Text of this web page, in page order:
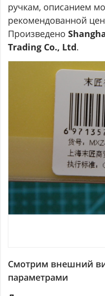
ручкам, описанием
рекомендованной
Произведено
Trading Co., Ltd.
Смотрим внешний
параметрами